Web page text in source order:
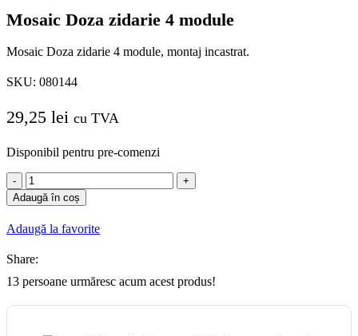
Mosaic Doza zidarie 4 module
Mosaic Doza zidarie 4 module, montaj incastrat.
SKU: 080144
29,25 lei cu TVA
Disponibil pentru pre-comenzi
Cantitate
Mosaic
Doza
zidarie
4
Adaugă în coș
Adaugă la favorite
Share:
13 persoane urmăresc acum acest produs!